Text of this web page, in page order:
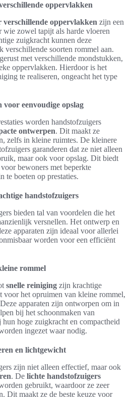
oppervlakken
verschillende oppervlakken zijn een
wie zowel tapijt als harde vloeren
zuigkracht kunnen deze
verschillende soorten rommel aan.
met verschillende mondstukken,
oppervlakken. Hierdoor is het
te realiseren, ongeacht het type
eenvoudige opslag
worden handstofzuigers
ontwerpen. Dit maakt ze
zelfs in kleine ruimtes. De kleinere
garanderen dat ze niet alleen
maar ook voor opslag. Dit biedt
bewoners met beperkte
te boeten op prestaties.
handstofzuigers
bieden tal van voordelen die het
versnellen. Het ontwerp en
apparaten zijn ideaal voor allerlei
worden voor een efficiënt
rommel
snelle reiniging zijn krachtige
voor het opruimen van kleine rommel,
apparaten zijn ontworpen om in
bij het schoonmaken van
hoge zuigkracht en compactheid
ingezet waar nodig.
en lichtgewicht
zijn niet alleen effectief, maar ook
. De lichte handstofzuigers
gebruikt, waardoor ze zeer
Dit maakt ze de beste keuze voor